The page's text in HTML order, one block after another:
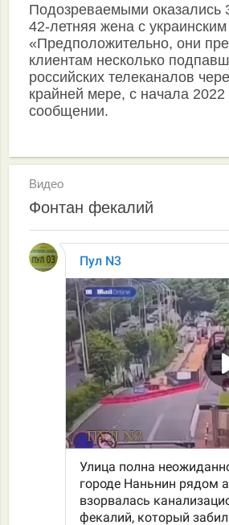
Подозреваемыми оказались
42-летняя жена с
«Предположительно, они
клиентам несколько
российских телеканалов
крайней мере, с начала
сообщении.
Видео
Фонтан фекалий